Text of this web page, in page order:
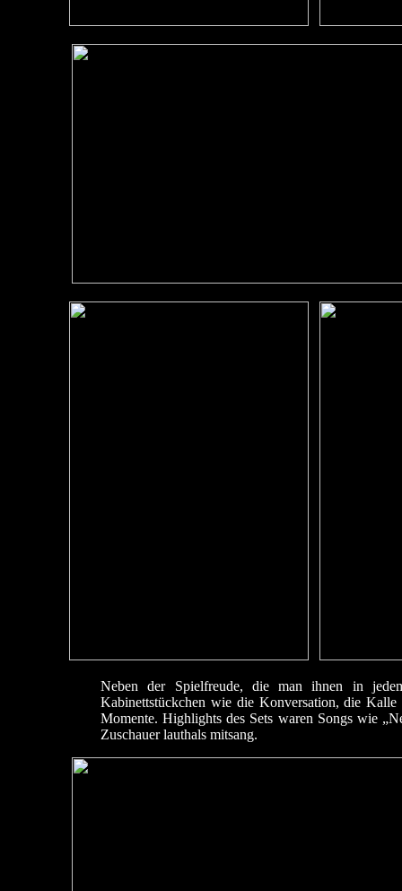
Neben der Spielfreude, die man ihnen in
Kabinettstückchen wie die Konversation, die
Momente. Highlights des Sets waren Songs wie
Zuschauer lauthals mitsang.